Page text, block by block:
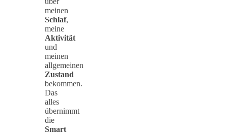
meinen
Schlaf,
meine
Aktivität
und
meinen
allgemeinen
Zustand
bekommen.
Das
alles
übernimmt
die
Smart